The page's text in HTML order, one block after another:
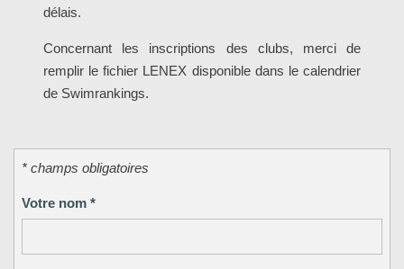
délais.
Concernant les inscriptions des clubs, merci de
remplir le fichier LENEX disponible dans le calendrier
de Swimrankings.
* champs obligatoires
Votre nom *